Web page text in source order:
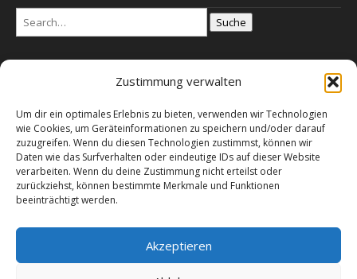
Zustimmung verwalten
Um dir ein optimales Erlebnis zu bieten, verwenden wir Technologien
wie Cookies, um Geräteinformationen zu speichern und/oder darauf
zuzugreifen. Wenn du diesen Technologien zustimmst, können wir
Daten wie das Surfverhalten oder eindeutige IDs auf dieser Website
verarbeiten. Wenn du deine Zustimmung nicht erteilst oder
zurückziehst, können bestimmte Merkmale und Funktionen
beeinträchtigt werden.
Akzeptieren
Suche
Datenschutzerklärung
DER SCHWARZE EGON
Galerie der Mahnung
Impressum – E-Commerz – Copyright
Leitgedanken des Herausgebers
Sachbücher, Film & Medien des Herausgebers
Über dieses Online-Magazin